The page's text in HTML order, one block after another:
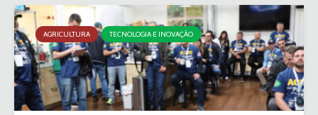
AGRICULTURA TECNOLOGIA E INOVAÇÃO